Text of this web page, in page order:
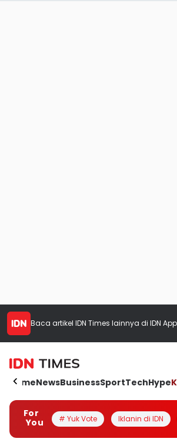
Baca artikel IDN Times lainnya di IDN App
HomeNewsBusinessSportTechHype
For
You
# Yuk Vote Iklanin di IDN